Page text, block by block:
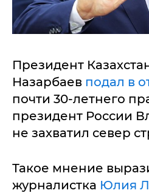
Президент
Назарбаев подал в
почти 30-летнего
президент России
не захватил север
Такое мнение
журналистка Юлия